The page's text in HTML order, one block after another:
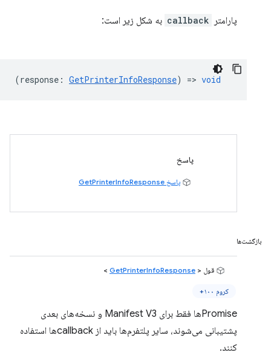
پارامتر callback به شکل زیر است:
(response : GetPrinterInfoResponse) => void
پاسخ
پاسخ GetPrinterInfoResponse
بازگشت‌ها
قول < GetPrinterInfoResponse
>
کروم ۱۰۰+
Promiseها فقط برای Manifest V3 و نسخه‌های بعدی
پشتیبانی می‌شوند، سایر پلتفرم‌ها باید از callbackها استفاده
کنند.